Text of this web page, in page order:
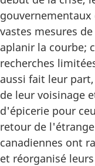
vastes mesures
aplanir la courbe;
recherches
aussi fait leur
de leur voisinage
d'épicerie pour
retour de
canadiennes ont
et réorganisé